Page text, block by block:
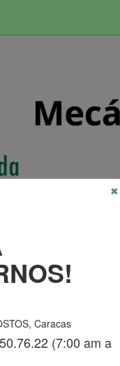
Caracas
(7:00 am a
✖